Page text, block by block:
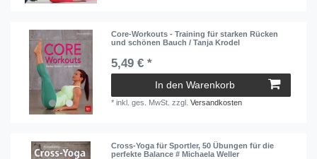
Core-Workouts - Training für starken Rücken
und schönen Bauch / Tanja Krodel
5,49 € *
In den Warenkorb
*inkl. ges. MwSt. zzgl.Versandkosten
Cross-Yoga für Sportler, 50 Übungen für die
perfekte Balance # Michaela Weller